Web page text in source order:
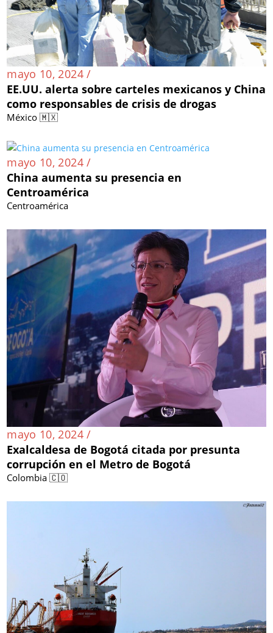
mayo 10, 2024 /
EE.UU. alerta sobre carteles mexicanos y China
como responsables de crisis de drogas
México 🇲🇽
mayo 10, 2024 /
China aumenta su presencia en
Centroamérica
Centroamérica
mayo 10, 2024 /
Exalcaldesa de Bogotá citada por presunta
corrupción en el Metro de Bogotá
Colombia 🇨🇴